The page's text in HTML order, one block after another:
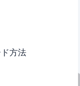
方法